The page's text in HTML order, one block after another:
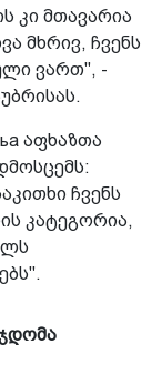
კი მთავარია
მხრივ, ჩვენს
ვართ", -
აფხაზთა
ჩვენს
კატეგორია,